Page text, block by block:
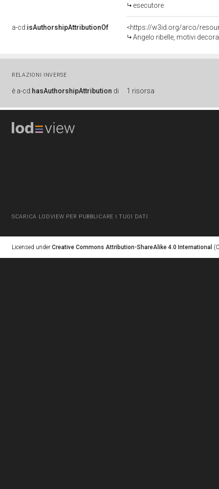
esecutore
a-cd:isAuthorshipAttributionOf
<https://w3id.org/arco/
Angelo ribelle, motivi
RELAZIONI INVERSE
è a-cd:hasAuthorshipAttribution di 1 risorsa
SCARICA LODVIEW PER PUBBLICARE I TUOI DATI
Licensed under Creative Commons Attribution-ShareAlike 4.0 International